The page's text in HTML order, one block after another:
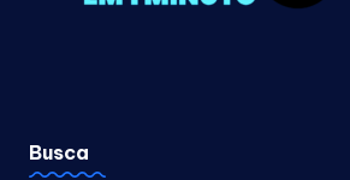
Busca